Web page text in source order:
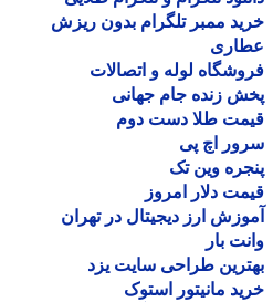
ممبر تلگرام بدون ریزش
لوله و اتصالات
زنده جام جهانی
طلا دست دوم
اچ پی
وین تک
دلار امروز
ارز دیجیتال در تهران
بار
طراحی سایت یزد
مانیتور استوک